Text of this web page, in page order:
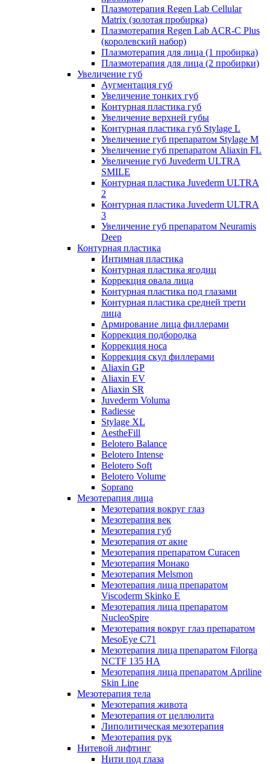
Плазмотерапия Regen Lab Cellular
Matrix (золотая пробирка)
Плазмотерапия Regen Lab ACR-C Plus
(королевский набор)
Плазмотерапия для лица (1 пробирка)
Плазмотерапия для лица (2 пробирки)
Увеличение губ
Аугментация губ
Увеличение тонких губ
Контурная пластика губ
Увеличение верхней губы
Контурная пластика губ Stylage L
Увеличение губ препаратом Stylage M
Увеличение губ препаратом Aliaxin FL
Увеличение губ Juvederm ULTRA
SMILE
Контурная пластика Juvederm ULTRA
2
Контурная пластика Juvederm ULTRA
3
Увеличение губ препаратом Neuramis
Deep
Контурная пластика
Интимная пластика
Контурная пластика ягодиц
Коррекция овала лица
Контурная пластика под глазами
Контурная пластика средней трети
лица
Армирование лица филлерами
Коррекция подбородка
Коррекция носа
Коррекция скул филлерами
Aliaxin GP
Aliaxin EV
Aliaxin SR
Juvederm Voluma
Radiesse
Stylage XL
AestheFill
Belotero Balance
Belotero Intense
Belotero Soft
Belotero Volume
Soprano
Мезотерапия лица
Мезотерапия вокруг глаз
Мезотерапия век
Мезотерапия губ
Мезотерапия от акне
Мезотерапия препаратом Curacen
Мезотерапия Монако
Мезотерапия Melsmon
Мезотерапия лица препаратом
Viscoderm Skinko E
Мезотерапия лица препаратом
NucleoSpire
Мезотерапия вокруг глаз препаратом
MesoEye С71
Мезотерапия лица препаратом Filorga
NCTF 135 HA
Мезотерапия лица препаратом Apriline
Skin Line
Мезотерапия тела
Мезотерапия живота
Мезотерапия от целлюлита
Липолитическая мезотерапия
Мезотерапия рук
Нитевой лифтинг
Нити под глаза